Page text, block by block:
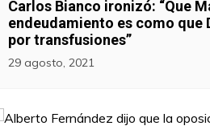
Carlos Bianco ironizó: “Que
endeudamiento es como que
por transfusiones”
29 agosto, 2021